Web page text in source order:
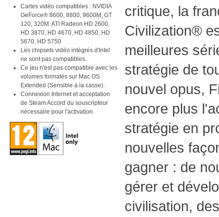
Cartes vidéo compatibles : NVIDIA
GeForce® 8600, 8800, 9600M, GT
120, 320M. ATI Radeon HD 2600,
HD 3870, HD 4670, HD 4850, HD
5670, HD 5750
Les chipsets vidéo intégrés d'Intel
ne sont pas compatibles.
Ce jeu n'est pas compatible avec les
volumes formatés sur Mac OS
Extended (Sensible à la casse).
Connexion Internet et acceptation
de Steam Accord du souscripteur
nécessaire pour l'activation.
critique, la
Civilization®
meilleures
stratégie de
nouvel opus,
encore plus
stratégie en
nouvelles
gagner : de
gérer et
civilisation,